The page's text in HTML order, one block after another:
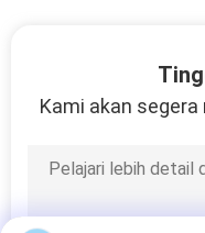
Kami akan